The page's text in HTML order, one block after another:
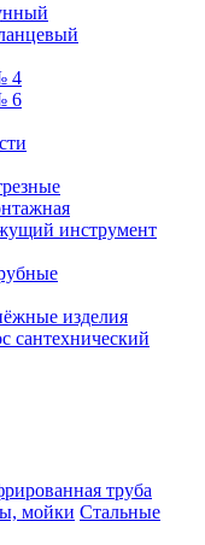
4
6
инструмент
изделия
сантехнический
труба
Стальные